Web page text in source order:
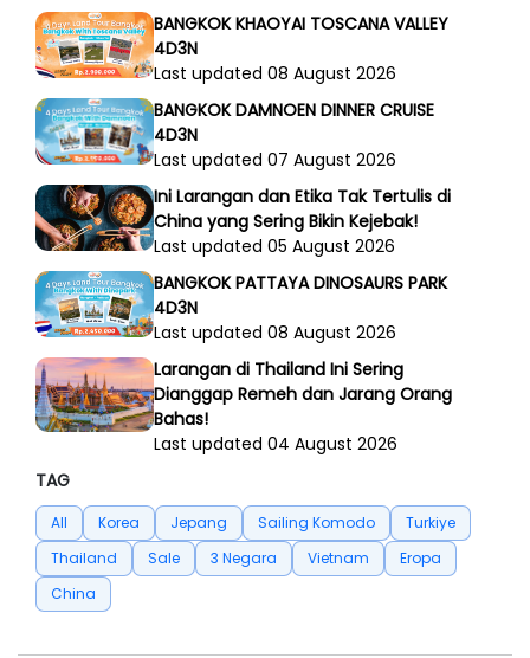
BANGKOK KHAOYAI TOSCANA VALLEY
4D3N
Last updated 08 August 2026
BANGKOK DAMNOEN DINNER CRUISE
4D3N
Last updated 07 August 2026
Ini Larangan dan Etika Tak Tertulis di
China yang Sering Bikin Kejebak!
Last updated 05 August 2026
BANGKOK PATTAYA DINOSAURS PARK
4D3N
Last updated 08 August 2026
Larangan di Thailand Ini Sering
Dianggap Remeh dan Jarang Orang
Bahas!
Last updated 04 August 2026
TAG
All Korea Jepang Sailing Komodo
Turkiye
Thailand
Sale 3 Negara Vietnam
Eropa
China